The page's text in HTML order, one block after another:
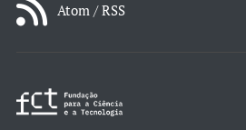
Atom / RSS